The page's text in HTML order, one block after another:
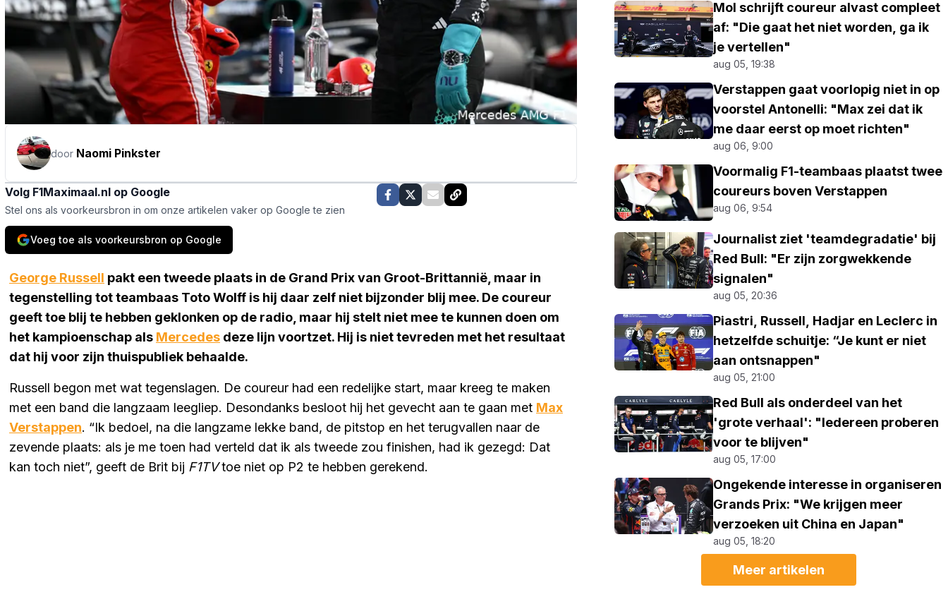
door Naomi Pinkster
Volg F1Maximaal.nl op Google
Stel ons als voorkeursbron in om onze artikelen vaker op Google te zien
Voeg toe als voorkeursbron op Google
George Russell pakt een tweede plaats in de Grand Prix van Groot-Brittannië, maar in
tegenstelling tot teambaas Toto Wolff is hij daar zelf niet bijzonder blij mee. De coureur
geeft toe blij te hebben geklonken op de radio, maar hij stelt niet mee te kunnen doen om
het kampioenschap als Mercedes deze lijn voortzet. Hij is niet tevreden met het resultaat
dat hij voor zijn thuispubliek behaalde.
Russell begon met wat tegenslagen. De coureur had een redelijke start, maar kreeg te maken
met een band die langzaam leegliep. Desondanks besloot hij het gevecht aan te gaan met Max
Verstappen. “Ik bedoel, na die langzame lekke band, de pitstop en het terugvallen naar de
zevende plaats: als je me toen had verteld dat ik als tweede zou finishen, had ik gezegd: Dat
kan toch niet”, geeft de Brit bij F1TVtoe niet op P2 te hebben gerekend.
Mol schrijft coureur alvast compleet
af: "Die gaat het niet worden, ga ik
je vertellen"
aug 05, 19:38
Verstappen gaat voorlopig niet in op
voorstel Antonelli: "Max zei dat ik
me daar eerst op moet richten"
aug 06, 9:00
Voormalig F1-teambaas plaatst twee
coureurs boven Verstappen
aug 06, 9:54
Journalist ziet 'teamdegradatie' bij
Red Bull: "Er zijn zorgwekkende
signalen"
aug 05, 20:36
Piastri, Russell, Hadjar en Leclerc in
hetzelfde schuitje: “Je kunt er niet
aan ontsnappen"
aug 05, 21:00
Red Bull als onderdeel van het
'grote verhaal': "Iedereen proberen
voor te blijven"
aug 05, 17:00
Ongekende interesse in organiseren
Grands Prix: "We krijgen meer
verzoeken uit China en Japan"
aug 05, 18:20
Meer artikelen